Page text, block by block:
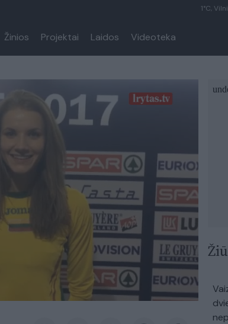
1°C,
Žinios Projektai Laidos Videoteka